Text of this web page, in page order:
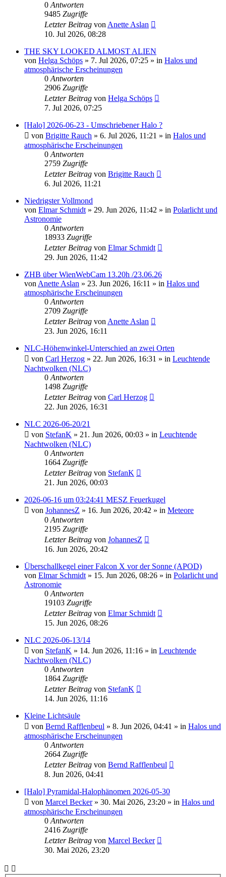
0 Antworten
9485 Zugriffe
Letzter Beitrag von Anette Aslan
10. Jul 2026, 08:28
THE SKY LOOKED ALMOST ALIEN
von Helga Schöps » 7. Jul 2026, 07:25 » in Halos und
atmosphärische Erscheinungen
0 Antworten
2906 Zugriffe
Letzter Beitrag von Helga Schöps
7. Jul 2026, 07:25
[Halo] 2026-06-23 - Umschriebener Halo ?
von Brigitte Rauch » 6. Jul 2026, 11:21 » in Halos und
atmosphärische Erscheinungen
0 Antworten
2759 Zugriffe
Letzter Beitrag von Brigitte Rauch
6. Jul 2026, 11:21
Niedrigster Vollmond
von Elmar Schmidt » 29. Jun 2026, 11:42 » in Polarlicht und
Astronomie
0 Antworten
18933 Zugriffe
Letzter Beitrag von Elmar Schmidt
29. Jun 2026, 11:42
ZHB über WienWebCam 13.20h /23.06.26
von Anette Aslan » 23. Jun 2026, 16:11 » in Halos und
atmosphärische Erscheinungen
0 Antworten
2709 Zugriffe
Letzter Beitrag von Anette Aslan
23. Jun 2026, 16:11
NLC-Höhenwinkel-Unterschied an zwei Orten
von Carl Herzog » 22. Jun 2026, 16:31 » in Leuchtende
Nachtwolken (NLC)
0 Antworten
1498 Zugriffe
Letzter Beitrag von Carl Herzog
22. Jun 2026, 16:31
NLC 2026-06-20/21
von StefanK » 21. Jun 2026, 00:03 » in Leuchtende
Nachtwolken (NLC)
0 Antworten
1664 Zugriffe
Letzter Beitrag von StefanK
21. Jun 2026, 00:03
2026-06-16 um 03:24:41 MESZ Feuerkugel
von JohannesZ » 16. Jun 2026, 20:42 » in Meteore
0 Antworten
2195 Zugriffe
Letzter Beitrag von JohannesZ
16. Jun 2026, 20:42
Überschallkegel einer Falcon X vor der Sonne (APOD)
von Elmar Schmidt » 15. Jun 2026, 08:26 » in Polarlicht und
Astronomie
0 Antworten
19103 Zugriffe
Letzter Beitrag von Elmar Schmidt
15. Jun 2026, 08:26
NLC 2026-06-13/14
von StefanK » 14. Jun 2026, 11:16 » in Leuchtende
Nachtwolken (NLC)
0 Antworten
1864 Zugriffe
Letzter Beitrag von StefanK
14. Jun 2026, 11:16
Kleine Lichtsäule
von Bernd Rafflenbeul » 8. Jun 2026, 04:41 » in Halos und
atmosphärische Erscheinungen
0 Antworten
2664 Zugriffe
Letzter Beitrag von Bernd Rafflenbeul
8. Jun 2026, 04:41
[Halo] Pyramidal-Halophänomen 2026-05-30
von Marcel Becker» 30. Mai 2026, 23:20 » in Halos und
atmosphärische Erscheinungen
0 Antworten
2416 Zugriffe
Letzter Beitrag von Marcel Becker
30. Mai 2026, 23:20